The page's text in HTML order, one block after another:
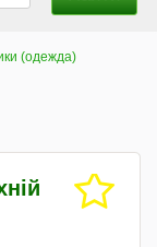
(одежда)